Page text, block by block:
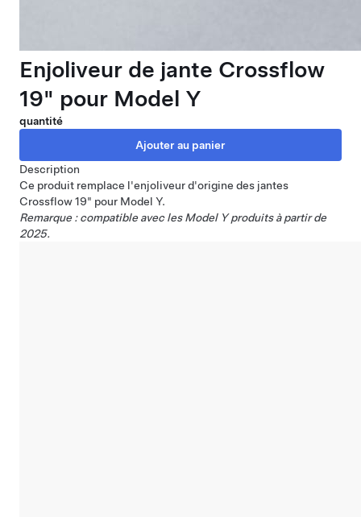
Enjoliveur de jante Crossflow
19" pour Model Y
quantité
Description
Ce produit remplace l'enjoliveur d'origine des jantes
Crossflow 19" pour Model Y.
Remarque : compatible avec les Model Y produits à partir de
2025.